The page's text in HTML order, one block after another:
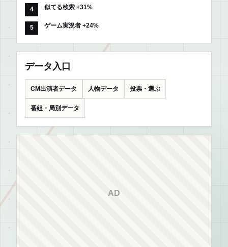
似てる検索 +31%
ゲーム実況者 +24%
データ入口
CM出演者データ 人物データ 投票・選ぶ
番組・局別データ
AD